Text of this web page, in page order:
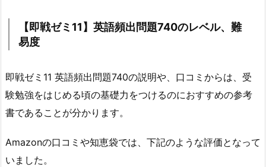
【即戦ゼミ11】英語頻出問題740のレベル、難
易度
即戦ゼミ11 英語頻出問題740の説明や、口コミからは、受
験勉強をはじめる頃の基礎力をつけるのにおすすめの参考
書であることが分かります。
Amazonの口コミや知恵袋では、下記のような評価となって
いました。